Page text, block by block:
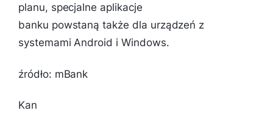
planu, specjalne aplikacje
banku powstaną także dla urządzeń z
systemami Android i Windows.
źródło: mBank
Kan